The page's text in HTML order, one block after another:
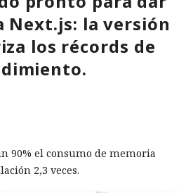
Next.js: la versión
los récords de
90% el consumo de memoria
2,3 veces.